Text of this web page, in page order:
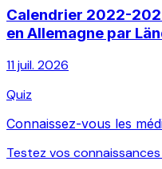
Calendrier 2022-
en Allemagne par
11 juil. 2026
Quiz
Connaissez-vous les
Testez vos